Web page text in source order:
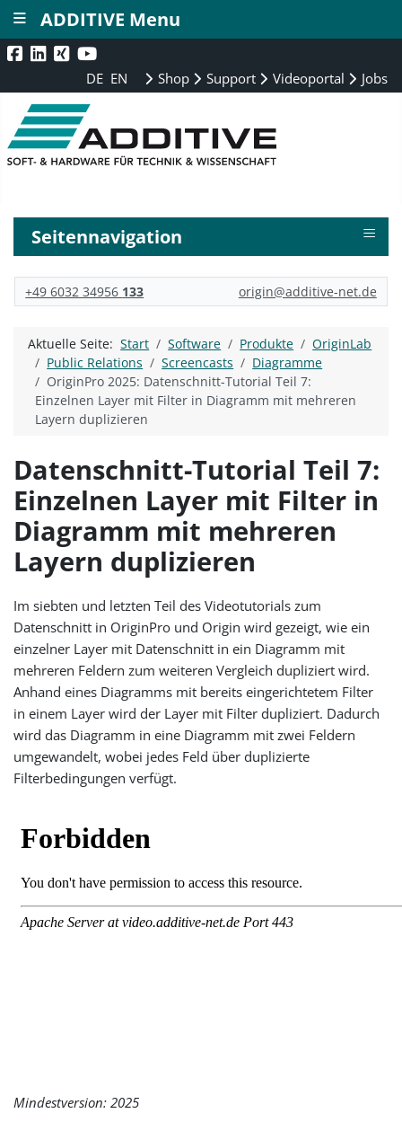
DE EN Shop Support Videoportal Jobs
Seitennavigation ≡
+49 6032 34956 133 origin@additive-net.de
Aktuelle Seite:Start Software Produkte
OriginLab
Public Relations
Screencasts
Diagramme
OriginPro 2025: Datenschnitt-Tutorial Teil 7:
Einzelnen Layer mit Filter in Diagramm mit mehreren
Layern duplizieren
Datenschnitt-Tutorial Teil 7:
Einzelnen Layer mit Filter in
Diagramm mit mehreren
Layern duplizieren
Im siebten und letzten Teil des Videotutorials zum
Datenschnitt in OriginPro und Origin wird gezeigt, wie ein
einzelner Layer mit Datenschnitt in ein Diagramm mit
mehreren Feldern zum weiteren Vergleich dupliziert wird.
Anhand eines Diagramms mit bereits eingerichtetem Filter
in einem Layer wird der Layer mit Filter dupliziert. Dadurch
wird das Diagramm in eine Diagramm mit zwei Feldern
umgewandelt, wobei jedes Feld über duplizierte
Filterbedingungen verfügt.
Mindestversion: 2025
ADDITIVE Menu
≡